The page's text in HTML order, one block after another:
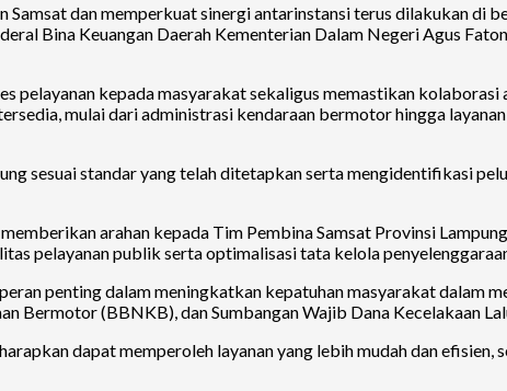
Samsat dan memperkuat sinergi antarinstansi terus dilakukan di
Bina Keuangan Daerah Kementerian Dalam Negeri Agus
pelayanan kepada masyarakat sekaligus memastikan
mulai dari administrasi kendaraan bermotor hingga
sesuai standar yang telah ditetapkan serta mengidentifikasi
arahan kepada Tim Pembina Samsat Provinsi
pelayanan publik serta optimalisasi tata kelola
penting dalam meningkatkan kepatuhan masyarakat dalam
Bermotor (BBNKB), dan Sumbangan Wajib Dana Kecelakaan
dapat memperoleh layanan yang lebih mudah dan